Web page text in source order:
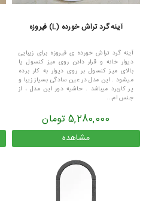
آینه گرد تراش خورده (L) فیروزه
آینه گرد تراش خورده ی فیروزه برای زیبایی
دیوار خانه و قرار دادن روی میز کنسول یا
بالای میز کنسول بر روی دیوار به کار برده
میشود . این مدل در عین سادگی بسیاز زیبا و
پر کاربرد میباشد . حاشیه دور این مدل ، از
جنس ام...
5,280,000 تومان
مشاهده